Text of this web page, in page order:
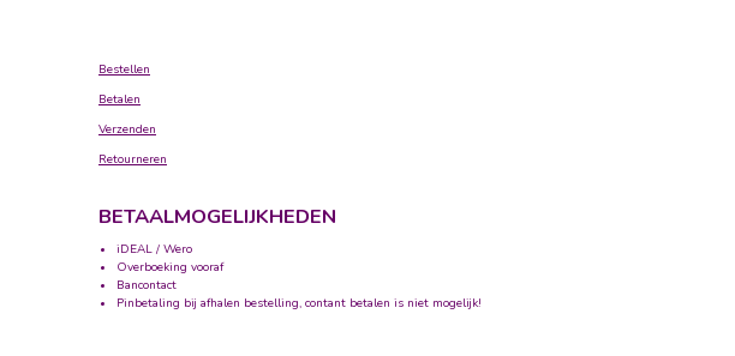
Bestellen
Betalen
Verzenden
Retourneren
BETAALMOGELIJKHEDEN
iDEAL / Wero
Overboeking vooraf
Bancontact
Pinbetaling bij afhalen bestelling, contant betalen is niet mogelijk!